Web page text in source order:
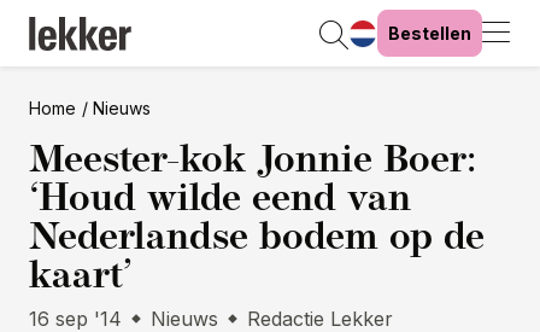
Bestellen
Home Nieuws
Meester-kok Jonnie Boer:
‘Houd wilde eend van
Nederlandse bodem op de
kaart’
16 sep '14 Nieuws Redactie Lekker